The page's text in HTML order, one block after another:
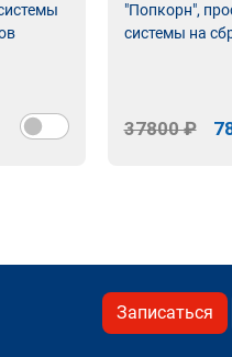
"Попкорн",
системы на
37800 ₽
Записаться